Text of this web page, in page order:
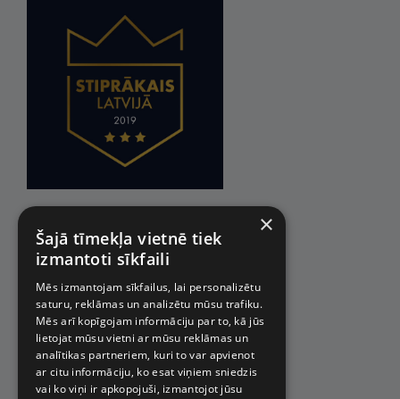
×
Šajā tīmekļa vietnē tiek
izmantoti sīkfaili
Mēs izmantojam sīkfailus, lai personalizētu
saturu, reklāmas un analizētu mūsu trafiku.
Mēs arī kopīgojam informāciju par to, kā jūs
lietojat mūsu vietni ar mūsu reklāmas un
analītikas partneriem, kuri to var apvienot
ar citu informāciju, ko esat viņiem sniedzis
vai ko viņi ir apkopojuši, izmantojot jūsu